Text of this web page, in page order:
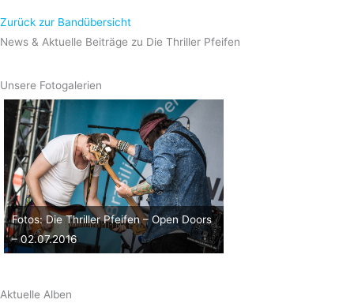
Zurück zur Bandübersicht
News & Aktuelle Beiträge zu Die Thriller Pfeifen
Unsere Fotogalerien
Fotos: Die Thriller Pfeifen – Open Doors
– 02.07.2016
Aktuelle Alben